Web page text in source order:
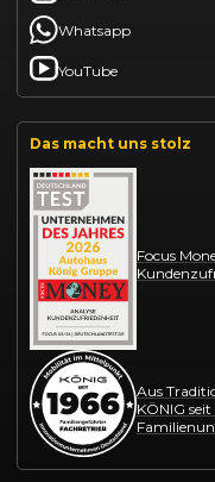
Whatsapp
YouTube
Das macht uns stolz
Focus
Aus
KÖNIG